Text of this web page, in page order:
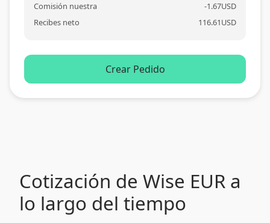
Comisión nuestra -1.67USD
Recibes neto
116.61USD
Crear Pedido
Cotización de Wise EUR a
lo largo del tiempo